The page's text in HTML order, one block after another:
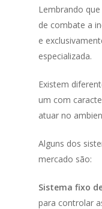
Lembrando
de combate a
e
especializada.
Existem
um com
atuar no
Alguns dos
mercado são:
Sistema fixo
para controlar